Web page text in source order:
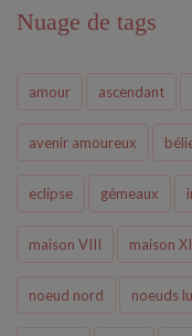
Nuage de tags
amour ascendant
avenir amoureux
eclipse gémeaux
maison VIII maison
noeud nord noeuds